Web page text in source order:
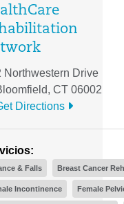
Northwestern Drive
CT 06002
Directions
& Falls Breast Cancer
Incontinence Female